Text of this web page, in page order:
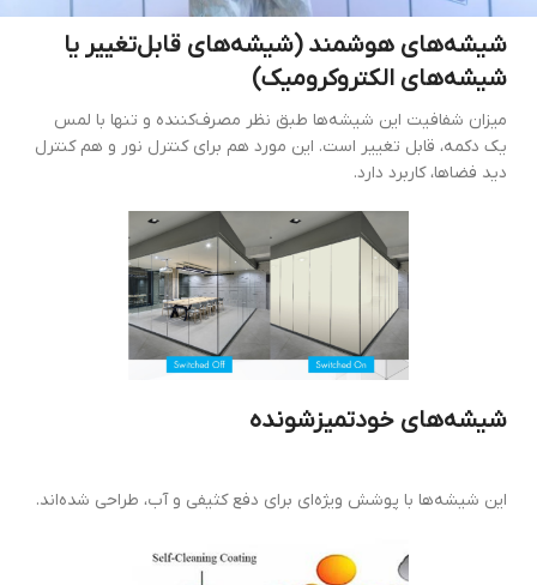
شیشه‌های هوشمند (شیشه‌های قابل‌تغییر یا
شیشه‌های الکتروکرومیک)
میزان شفافیت این شیشه‌ها طبق نظر مصرف‌کننده و تنها با لمس
یک دکمه، قابل تغییر است. این مورد هم برای کنترل نور و هم کنترل
دید فضاها، کاربرد دارد.
شیشه‌های خود‌تمیز‌شونده
این شیشه‌ها با پوشش ویژه‌ای برای دفع کثیفی و آب، طراحی شده‌اند.